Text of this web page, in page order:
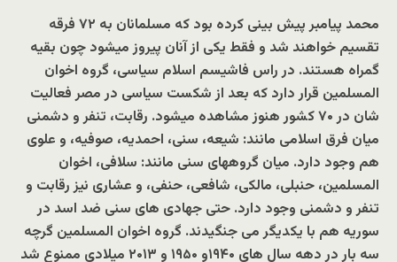
محمد پیامبر پیش بینی کرده بود که مسلمانان به ۷۲ فرقه
تقسیم خواهند شد و فقط یکی از آنان پیروز میشود چون بقیه
گمراه هستند. در راس فاشیسم اسلام سیاسی، گروه اخوان
المسلمین قرار دارد که بعد از شکست سیاسی در مصر فعالیت
شان در ۷۰ کشور هنوز مشاهده میشود. رقابت، تنفر و دشمنی
میان فرق اسلامی مانند: شیعه، سنی، احمدیه، صوفیه، و علوی
هم وجود دارد. میان گروههای سنی مانند: سلافی، اخوان
المسلمین، حنبلی، مالکی، شافعی، حنفی، و عشاری نیز رقابت و
تنفر و دشمنی وجود دارد. حتی جهادی های سنی ضد اسد در
سوریه هم با یکدیگر می جنگیدند. گروه اخوان المسلمین گرچه
سه بار در دهه سال های ۱۹۴۰و ۱۹۵۰ و ۲۰۱۳ میلادی ممنوع شد